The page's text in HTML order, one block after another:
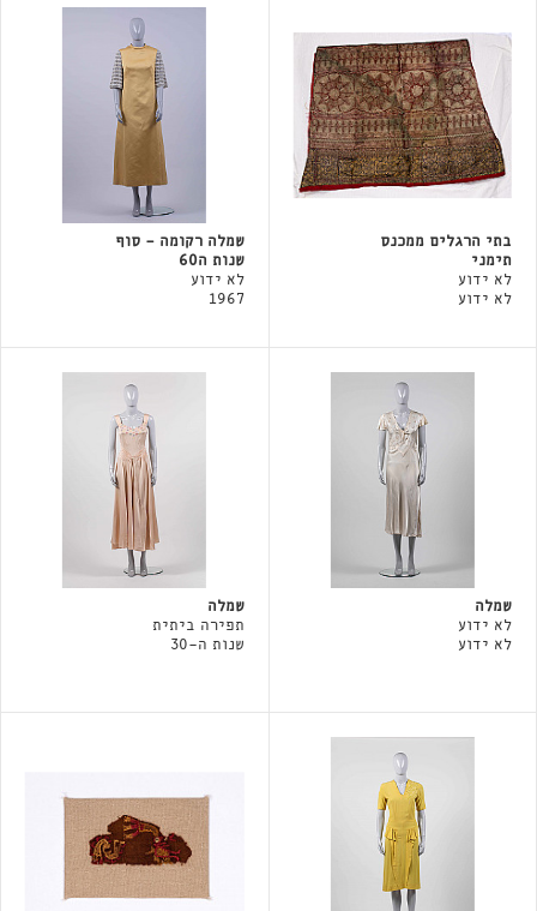
בתי הרגלים ממכנס
תימני
לא ידוע
לא ידוע
שמלה רקומה - סוף
שנות ה60
לא ידוע
1967
שמלה
לא ידוע
לא ידוע
שמלה
תפירה ביתית
שנות ה-30